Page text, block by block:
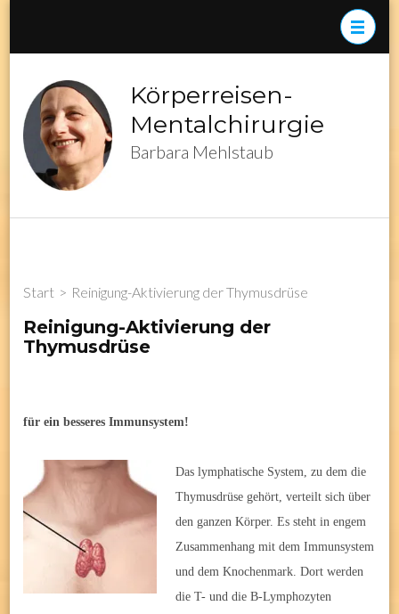
(Enter
drücken)
Körperreisen-
Mentalchirurgie
Barbara Mehlstaub
Start > Reinigung-Aktivierung der Thymusdrüse
Reinigung-Aktivierung der
Thymusdrüse
für ein besseres Immunsystem!
Das lymphatische System, zu dem die
Thymusdrüse gehört, verteilt sich über
den ganzen Körper. Es steht in engem
Zusammenhang mit dem Immunsystem
und dem Knochenmark. Dort werden
die T- und die B-Lymphozyten